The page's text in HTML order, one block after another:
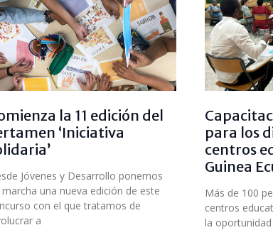
la 11 edición del
‘Iniciativa
Jóvenes y Desarrollo ponemos
marcha una nueva edición de este
con el que tratamos de
a
para los
centros
Guinea
Más de 100
centros
la